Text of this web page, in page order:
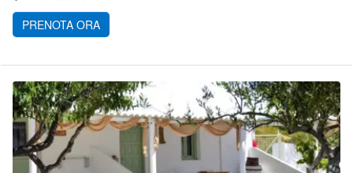
PRENOTA ORA